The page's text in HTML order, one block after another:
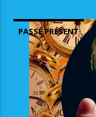
PASSÉ PRÉSENT